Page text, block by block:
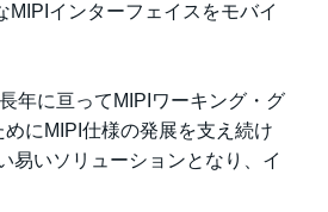
インターフェイスをモバイ
年に亘ってMIPIワーキング・グ
にMIPI仕様の発展を支え続け
易いソリューションとなり、イ